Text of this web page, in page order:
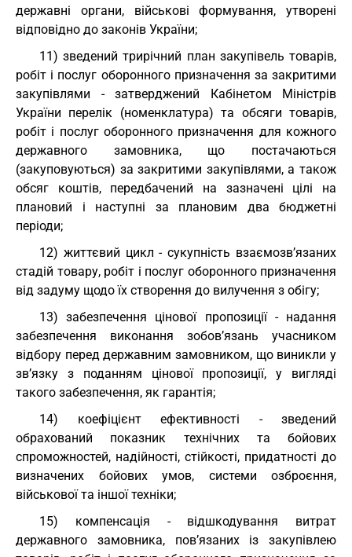
державні органи, військові формування, утворені
відповідно до законів України;
11) зведений трирічний план закупівель товарів,
робіт і послуг оборонного призначення за закритими
закупівлями - затверджений Кабінетом Міністрів
України перелік (номенклатура) та обсяги товарів,
робіт і послуг оборонного призначення для кожного
державного замовника, що постачаються
(закуповуються) за закритими закупівлями, а також
обсяг коштів, передбачений на зазначені цілі на
плановий і наступні за плановим два бюджетні
періоди;
12) життєвий цикл - сукупність взаємозв’язаних
стадій товару, робіт і послуг оборонного призначення
від задуму щодо їх створення до вилучення з обігу;
13) забезпечення цінової пропозиції - надання
забезпечення виконання зобов’язань учасником
відбору перед державним замовником, що виникли у
зв’язку з поданням цінової пропозиції, у вигляді
такого забезпечення, як гарантія;
14) коефіцієнт ефективності - зведений
обрахований показник технічних та бойових
спроможностей, надійності, стійкості, придатності до
визначених бойових умов, системи озброєння,
військової та іншої техніки;
15) компенсація - відшкодування витрат
державного замовника, пов’язаних із закупівлею